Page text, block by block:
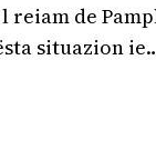
l reiam de
situazion